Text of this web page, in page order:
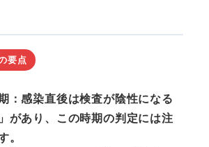
要点
：感染直後は検査が陰性になる
があり、この時期の判定には注
。